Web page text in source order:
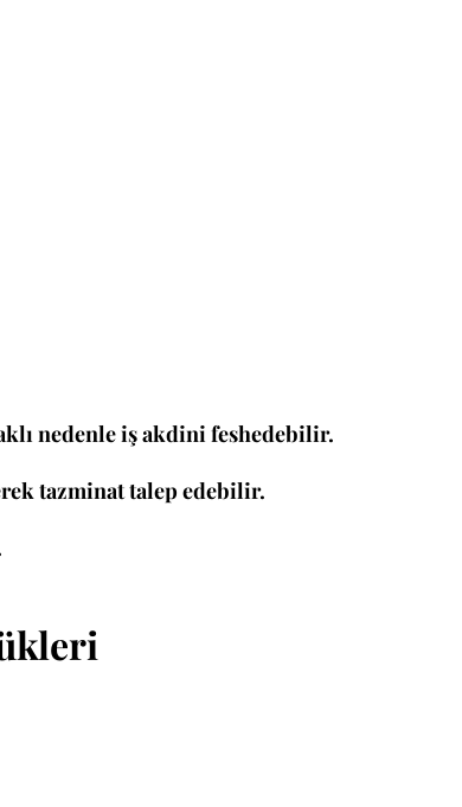
nedenle iş akdini feshedebilir.
tazminat talep edebilir.